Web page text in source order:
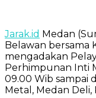
Jarak.id Medan
Belawan bersama
mengadakan
Perhimpunan Inti
09.00 Wib sampai
Metal, Medan Deli,